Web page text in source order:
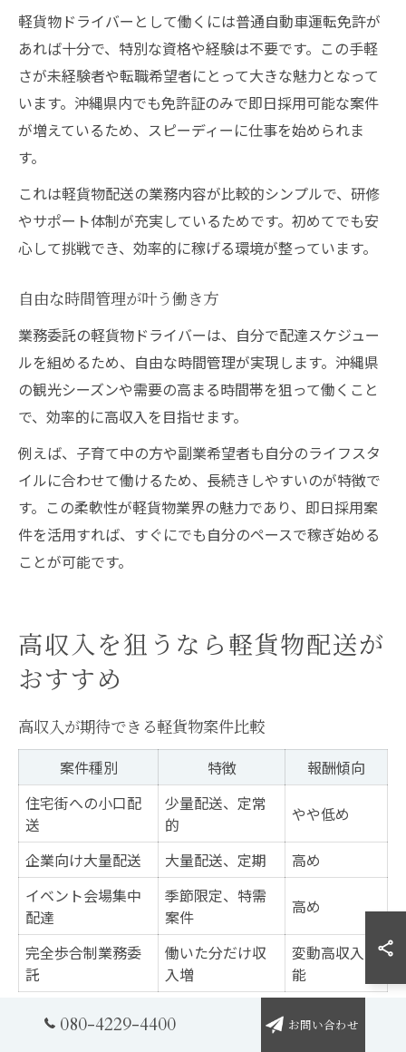
軽貨物ドライバーとして働くには普通自動車運転免許が
あれば十分で、特別な資格や経験は不要です。この手軽
さが未経験者や転職希望者にとって大きな魅力となって
います。沖縄県内でも免許証のみで即日採用可能な案件
が増えているため、スピーディーに仕事を始められま
す。
これは軽貨物配送の業務内容が比較的シンプルで、研修
やサポート体制が充実しているためです。初めてでも安
心して挑戦でき、効率的に稼げる環境が整っています。
自由な時間管理が叶う働き方
業務委託の軽貨物ドライバーは、自分で配達スケジュー
ルを組めるため、自由な時間管理が実現します。沖縄県
の観光シーズンや需要の高まる時間帯を狙って働くこと
で、効率的に高収入を目指せます。
例えば、子育て中の方や副業希望者も自分のライフスタ
イルに合わせて働けるため、長続きしやすいのが特徴で
す。この柔軟性が軽貨物業界の魅力であり、即日採用案
件を活用すれば、すぐにでも自分のペースで稼ぎ始める
ことが可能です。
高収入を狙うなら軽貨物配送が
おすすめ
高収入が期待できる軽貨物案件比較
案件種別 特徴
報酬傾向
住宅街への小口配
送
少量配送、定常
的
やや低め
企業向け大量配送 大量配送、定期
高め
イベント会場集中
配達
季節限定、特需
案件
高め
完全歩合制業務委
託
働いた分だけ収
入増
変動高収入可
能
沖縄県で高収入を狙うには、軽貨物の案件選びが非常に
080-4229-4400 お問い合わせ